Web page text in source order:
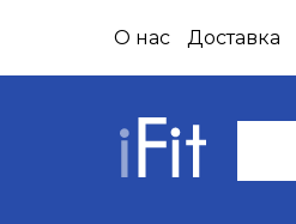
О нас Доставка